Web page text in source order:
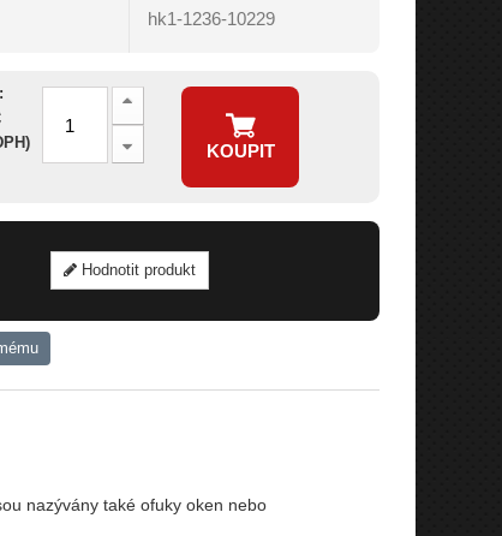
hk1-1236-10229
KOUPIT
Hodnotit produkt
nazývány také ofuky oken nebo